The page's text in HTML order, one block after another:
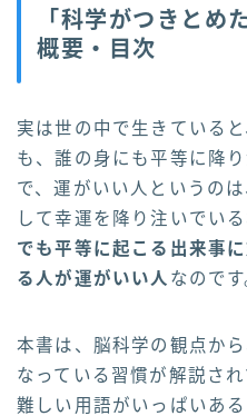
「科学がつきとめ
概要・目次
実は世の中で生きている
も、誰の身にも平等に降
で、運がいい人というの
して幸運を降り注いでい
でも平等に起こる出来事
る人が運がいい人 なのです
本書は、脳科学の観点か
なっている習慣が解説さ
難しい用語がいっぱいあ